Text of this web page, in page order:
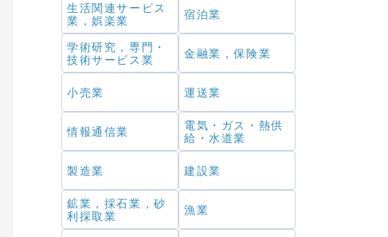
生活関連サービス
業，娯楽業
宿泊業
学術研究，専門・
技術サービス業
金融業，保険業
小売業 運送業
情報通信業
電気・ガス・熱供
給・水道業
製造業 建設業
鉱業，採石業，砂
利採取業
漁業